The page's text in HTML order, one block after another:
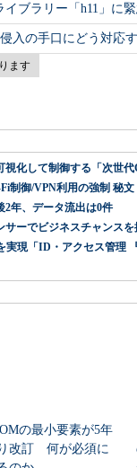
イブラリー「h11」に
入の手口にどう対応
ます
化して制御する「次世代
御/VPN利用の強制 秘文
2年、データ流出は0件
サーでビジネスチャンスを
現「ID・アクセス管理
の最小要素が5年
改訂 何が必須に